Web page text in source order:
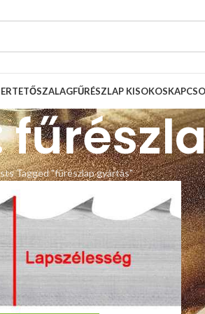
SZALAGFŰRÉSZLAP KISOKOS
Tagged "fűrészlap gyártás"